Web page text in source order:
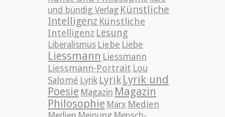
und bündig Verlag Künstliche
Intelligenz Künstliche
Intelligenz Lesung
Liberalismus Liebe Liebe
Liessmann Liessmann
Liessmann-Portrait Lou
Salomé Lyrik Lyrik Lyrik und
Poesie Magazin Magazin
Philosophie Marx Medien